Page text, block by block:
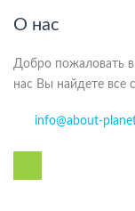
О нас
Добро пожаловать
нас Вы найдете все
info@about-